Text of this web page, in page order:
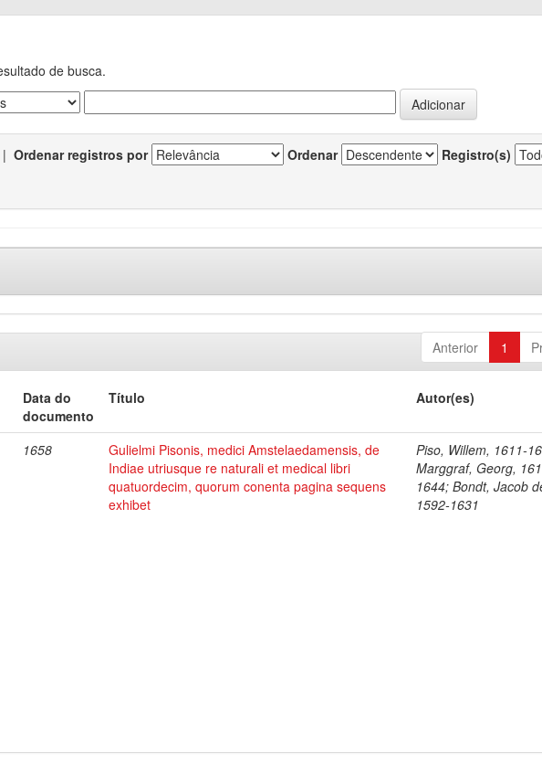
de busca.
| Ordenar registros por Ordenar Registro(s)
Anterior 1
Data do
documento
Título Autor(es)
1658
Gulielmi Pisonis, medici Amstelaedamensis, de
Indiae utriusque re naturali et medical libri
quatuordecim, quorum conenta pagina sequens
exhibet
Piso, Willem, 1611-
Marggraf, Georg,
1644; Bondt, Jacob
1592-1631